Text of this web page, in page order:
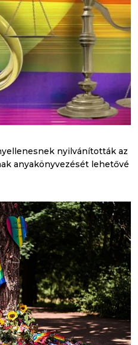
nyilvánították az
anyakönyvezését lehetővé